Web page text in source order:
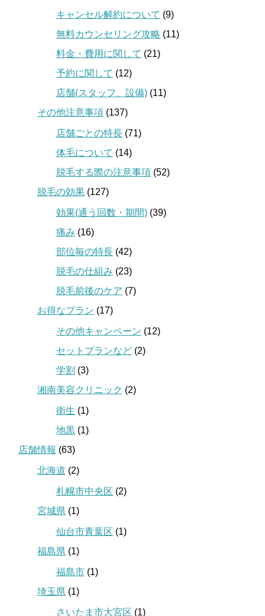
キャンセル解約について (9)
無料カウンセリング攻略 (11)
料金・費用に関して (21)
予約に関して (12)
店舗(スタッフ、設備) (11)
その他注意事項 (137)
店舗ごとの特長 (71)
体毛について (14)
脱毛する際の注意事項 (52)
脱毛の効果 (127)
効果(通う回数・期間) (39)
痛み (16)
部位毎の特長 (42)
脱毛の仕組み (23)
脱毛前後のケア (7)
お得なプラン (17)
その他キャンペーン (12)
セットプランなど (2)
学割 (3)
湘南美容クリニック (2)
衛生 (1)
地黒 (1)
店舗情報 (63)
北海道 (2)
札幌市中央区 (2)
宮城県 (1)
仙台市青葉区 (1)
福島県 (1)
福島市 (1)
埼玉県 (1)
さいたま市大宮区 (1)